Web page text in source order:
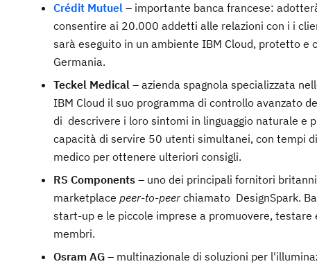
Crédit Mutuel – importante banca francese:
consentire ai 20.000 addetti alle relazioni con i i
sarà eseguito in un ambiente IBM Cloud, protetto
Germania.
Teckel Medical – azienda spagnola specializzata
IBM Cloud il suo programma di controllo avanzato
di descrivere i loro sintomi in linguaggio naturale e
capacità di servire 50 utenti simultanei, con tempi
medico per ottenere ulteriori consigli.
RS Components – uno dei principali fornitori
marketplace peer-to-peer chiamato DesignSpark.
start-up e le piccole imprese a promuovere,
membri.
Osram AG – multinazionale di soluzioni per